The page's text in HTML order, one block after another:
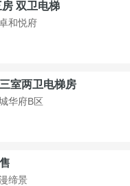
双卫电梯
和悦府
室两卫电梯房
华府B区
缔景